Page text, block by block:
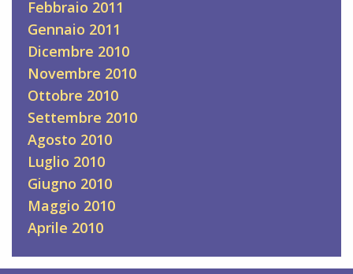
Febbraio 2011
Gennaio 2011
Dicembre 2010
Novembre 2010
Ottobre 2010
Settembre 2010
Agosto 2010
Luglio 2010
Giugno 2010
Maggio 2010
Aprile 2010